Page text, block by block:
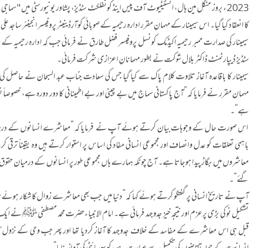
2023ء بروز منگل مین ہال، انسٹیٹیوٹ آف پیس اینڈ کونفلکٹ سٹڈیز، پشاور یونیورسٹی میں
کا انعقاد کیا گیا۔ اس سیمینار کے مہمانِ مقرر ادارہ رحیمیہ کے صوبائی کوآرڈینیٹر پروفیسر انجینئر ساجد
سیمینار کی صدارت ممبر رحیمیہ اکیڈمک کونسل پروفیسر فضل طارق نے فرمائی جب کہ ادارہ رحیمیہ
سٹڈیز ڈیپارٹمنٹ ڈاکٹر بلال شوکت نے بطور مہمانانِ اعزازی شرکت فرمائی۔
سیمینار کا باقاعدہ آغاز تلاوت کلام پاک سے کیا گیا جس کی سعادت جناب عبد السبحان نے
ہے“۔
اس صورت حال کے وجوہات بیان کرتے ہوئے آپ نے فرمایا کہ ”معاشرے انسانوں کے
باہمی تعلقات کو عدل وانصاف اور مجموعی انسانی مفاد کی اساس پر استوار کرتے ہیں وہ یقیناً
معاشروں میں بگاڑ پیدا ہوجاتا ہے۔ آج چونکہ ہمارے ہاں مجموعی طور پر انسانوں کے درمیان حقوق
گئے“۔
آپ نے تاریخ انسانی پر گفتگو کرتے ہوئے کہا کہ ”دنیا میں جب بھی معاشرے زوال کا شکار ہوئے
تشکیل نو کی بڑی پرعزم اور نتیجہ خیز جدوجہد فرمائی ہے۔ امام الانبیاءحضرت محمد
قبل ہی اس معاشرے کے مفاسد کے خلاف جدوجہد کا آغاز کردیا تھا اور پھر جب وحی کے